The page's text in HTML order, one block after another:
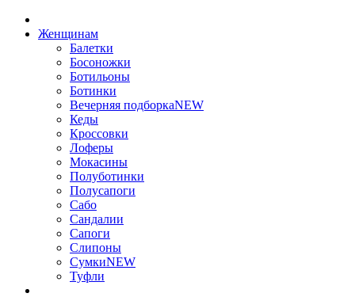
Женщинам
Балетки
Босоножки
Ботильоны
Ботинки
Вечерняя подборкаNEW
Кеды
Кроссовки
Лоферы
Мокасины
Полуботинки
Полусапоги
Сабо
Сандалии
Сапоги
Слипоны
СумкиNEW
Туфли